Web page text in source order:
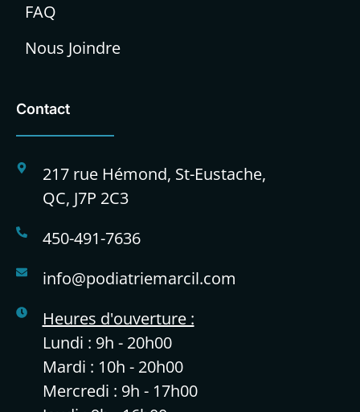
FAQ
Nous Joindre
Contact
217 rue Hémond, St-Eustache,
QC, J7P 2C3
450-491-7636
info@podiatriemarcil.com
Heures d'ouverture :
Lundi : 9h - 20h00
Mardi : 10h - 20h00
Mercredi : 9h - 17h00